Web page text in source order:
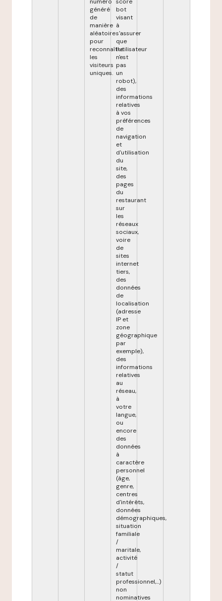
généré
de
manière
aléatoire
pour
reconnaître
les
visiteurs
uniques.
bot
visant
à
s'assurer
que
l'utilisateur
n'est
pas
un
robot),
des
informations
relatives
à vos
préférences
de
navigation
et
d'utilisation
du
site,
des
pages
du
restaurant
sur
les
réseaux
sociaux,
voire
de
sites
internet
tiers,
des
données
de
localisation
(adresse
IP et
zone
géographique
par
exemple),
des
informations
relatives
au
réseau,
à
votre
langue,
ou
encore
des
données
à
caractère
personnel
(âge,
genre,
centres
d'intérêts,
données
démographiques,
situation
familiale
/
maritale,
activité
/
statut
professionnel,...)
non
nominatives